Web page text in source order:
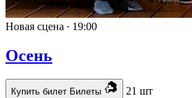
Новая сцена ∙ 19:00
Осень
Купить билет Билеты 21 шт